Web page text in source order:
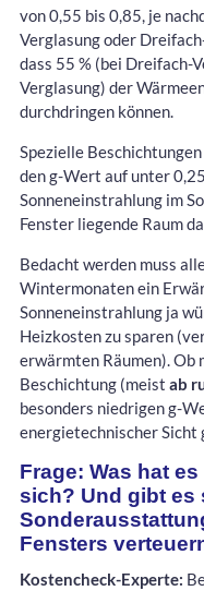
von 0,55 bis 0,85, je
Verglasung oder
dass 55 % (bei Dreifach-
Verglasung) der
durchdringen können.
Spezielle
den g-Wert auf unter
Sonneneinstrahlung im
Fenster liegende Raum
Bedacht werden muss
Wintermonaten ein
Sonneneinstrahlung ja
Heizkosten zu sparen
erwärmten Räumen). Ob
Beschichtung (meist ab
besonders niedrigen g-
energietechnischer Sicht
Frage: Was hat
sich? Und gibt es
Fensters
Kostencheck-Experte: